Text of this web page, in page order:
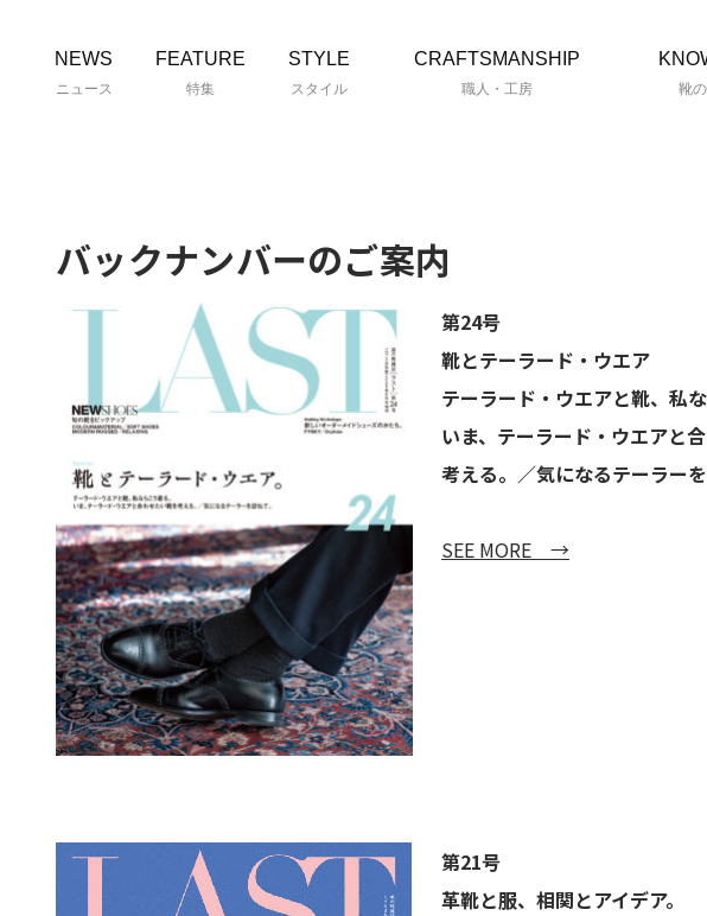
NEWS
ニュース
FEATURE
特集
STYLE
スタイル
CRAFTSMANSHIP
職人・工房
靴
バックナンバーのご案内
第24号
靴とテーラード・ウエア
テーラード・ウエアと靴、私
いま、テーラード・ウエアと
考える。／気になるテーラー
SEE MORE →
第21号
革靴と服、相関とアイデア。